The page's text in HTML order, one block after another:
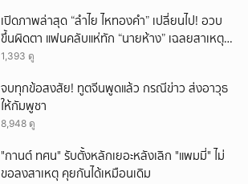
เปิดภาพล่าสุด “ลำไย ไหทองคำ” เปลี่ยนไป! อวบ
ขึ้นผิดตา แฟนคลับแห่ทัก “นายห้าง” เฉลยสาเหตุ
ชัด!
1,393 ดู
จบทุกข้อสงสัย! ทูตจีนพูดแล้ว กรณีข่าว ส่งอาวุธ
ให้กัมพูชา
8,948 ดู
"กานต์ ทศน" รับตั้งหลักเยอะหลังเลิก "แพมมี่" ไม่
ขอลงสาเหตุ คุยกันได้เหมือนเดิม